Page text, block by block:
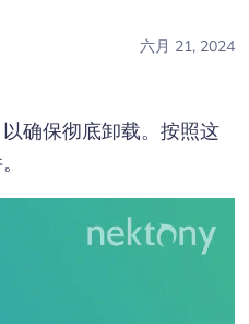
六月 21, 2024
确保彻底卸载。按照这